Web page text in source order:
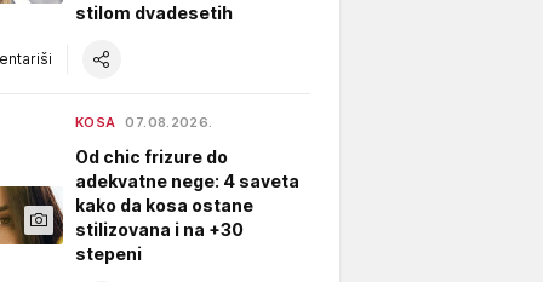
stilom dvadesetih
KOSA 07.08.2026.
Od chic frizure do
adekvatne nege: 4 saveta
kako da kosa ostane
stilizovana i na +30
stepeni